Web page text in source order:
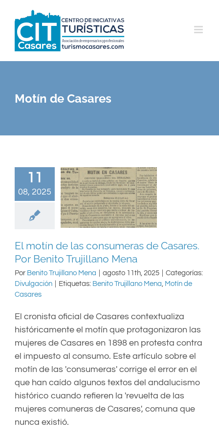
contenido
Motín de Casares
11
08, 2025
El motín de las
consumeras de
Casares. Por Benito
Trujillano Mena
El motín de las consumeras de Casares.
Por Benito Trujillano Mena
Por Benito Trujillano Mena agosto 11th, 2025
Categorías:
Divulgación
Etiquetas: Benito Trujillano Mena, Motín de
Casares
El cronista oficial de Casares contextualiza
históricamente el motín que protagonizaron las
mujeres de Casares en 1898 en protesta contra
el impuesto al consumo. Este artículo sobre el
motín de las 'consumeras' corrige el error en el
que han caído algunos textos del andalucismo
histórico cuando refieren la 'revuelta de las
mujeres comuneras de Casares', comuna que
nunca existió.